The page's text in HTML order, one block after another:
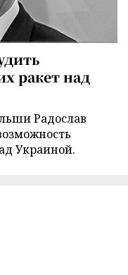
ракет над
Радослав
Украиной.